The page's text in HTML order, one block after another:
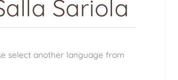
Sariola
select another language from